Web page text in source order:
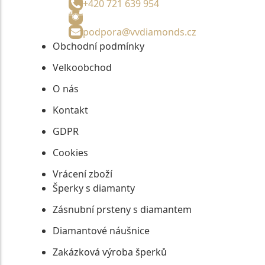
+420 721 639 954
podpora@vvdiamonds.cz
Obchodní podmínky
Velkoobchod
O nás
Kontakt
GDPR
Cookies
Vrácení zboží
Šperky s diamanty
Zásnubní prsteny s diamantem
Diamantové náušnice
Zakázková výroba šperků